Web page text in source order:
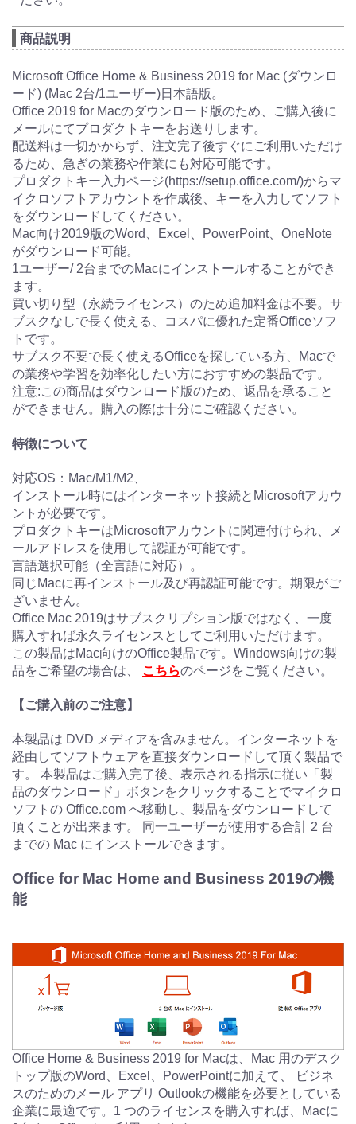
商品説明
Microsoft Office Home & Business 2019 for Mac (ダウンロ
ード) (Mac 2台/1ユーザー)日本語版。
Office 2019 for Macのダウンロード版のため、ご購入後に
メールにてプロダクトキーをお送りします。
配送料は一切かからず、注文完了後すぐにご利用いただけ
るため、急ぎの業務や作業にも対応可能です。
プロダクトキー入力ページ(https://setup.office.com/)からマ
イクロソフトアカウントを作成後、キーを入力してソフト
をダウンロードしてください。
Mac向け2019版のWord、Excel、PowerPoint、OneNote
がダウンロード可能。
1ユーザー/ 2台までのMacにインストールすることができ
ます。
買い切り型（永続ライセンス）のため追加料金は不要。サ
ブスクなしで長く使える、コスパに優れた定番Officeソフ
トです。
サブスク不要で長く使えるOfficeを探している方、Macで
の業務や学習を効率化したい方におすすめの製品です。
注意:この商品はダウンロード版のため、返品を承ること
ができません。購入の際は十分にご確認ください。
特徴について
対応OS：Mac/M1/M2、
インストール時にはインターネット接続とMicrosoftアカウ
ントが必要です。
プロダクトキーはMicrosoftアカウントに関連付けられ、メ
ールアドレスを使用して認証が可能です。
言語選択可能（全言語に対応）。
同じMacに再インストール及び再認証可能です。期限がご
ざいません。
Office Mac 2019はサブスクリプション版ではなく、一度
購入すれば永久ライセンスとしてご利用いただけます。
この製品はMac向けのOffice製品です。Windows向けの製
品をご希望の場合は、 こちらのページをご覧ください。
【ご購入前のご注意】
本製品は DVD メディアを含みません。インターネットを
経由してソフトウェアを直接ダウンロードして頂く製品で
す。 本製品はご購入完了後、表示される指示に従い「製
品のダウンロード」ボタンをクリックすることでマイクロ
ソフトの Office.com へ移動し、製品をダウンロードして
頂くことが出来ます。 同一ユーザーが使用する合計 2 台
までの Mac にインストールできます。
Office for Mac Home and Business 2019の機
能
Office Home & Business 2019 for Macは、Mac 用のデスク
トップ版のWord、Excel、PowerPointに加えて、 ビジネ
スのためのメール アプリ Outlookの機能を必要としている
企業に最適です。1 つのライセンスを購入すれば、Macに